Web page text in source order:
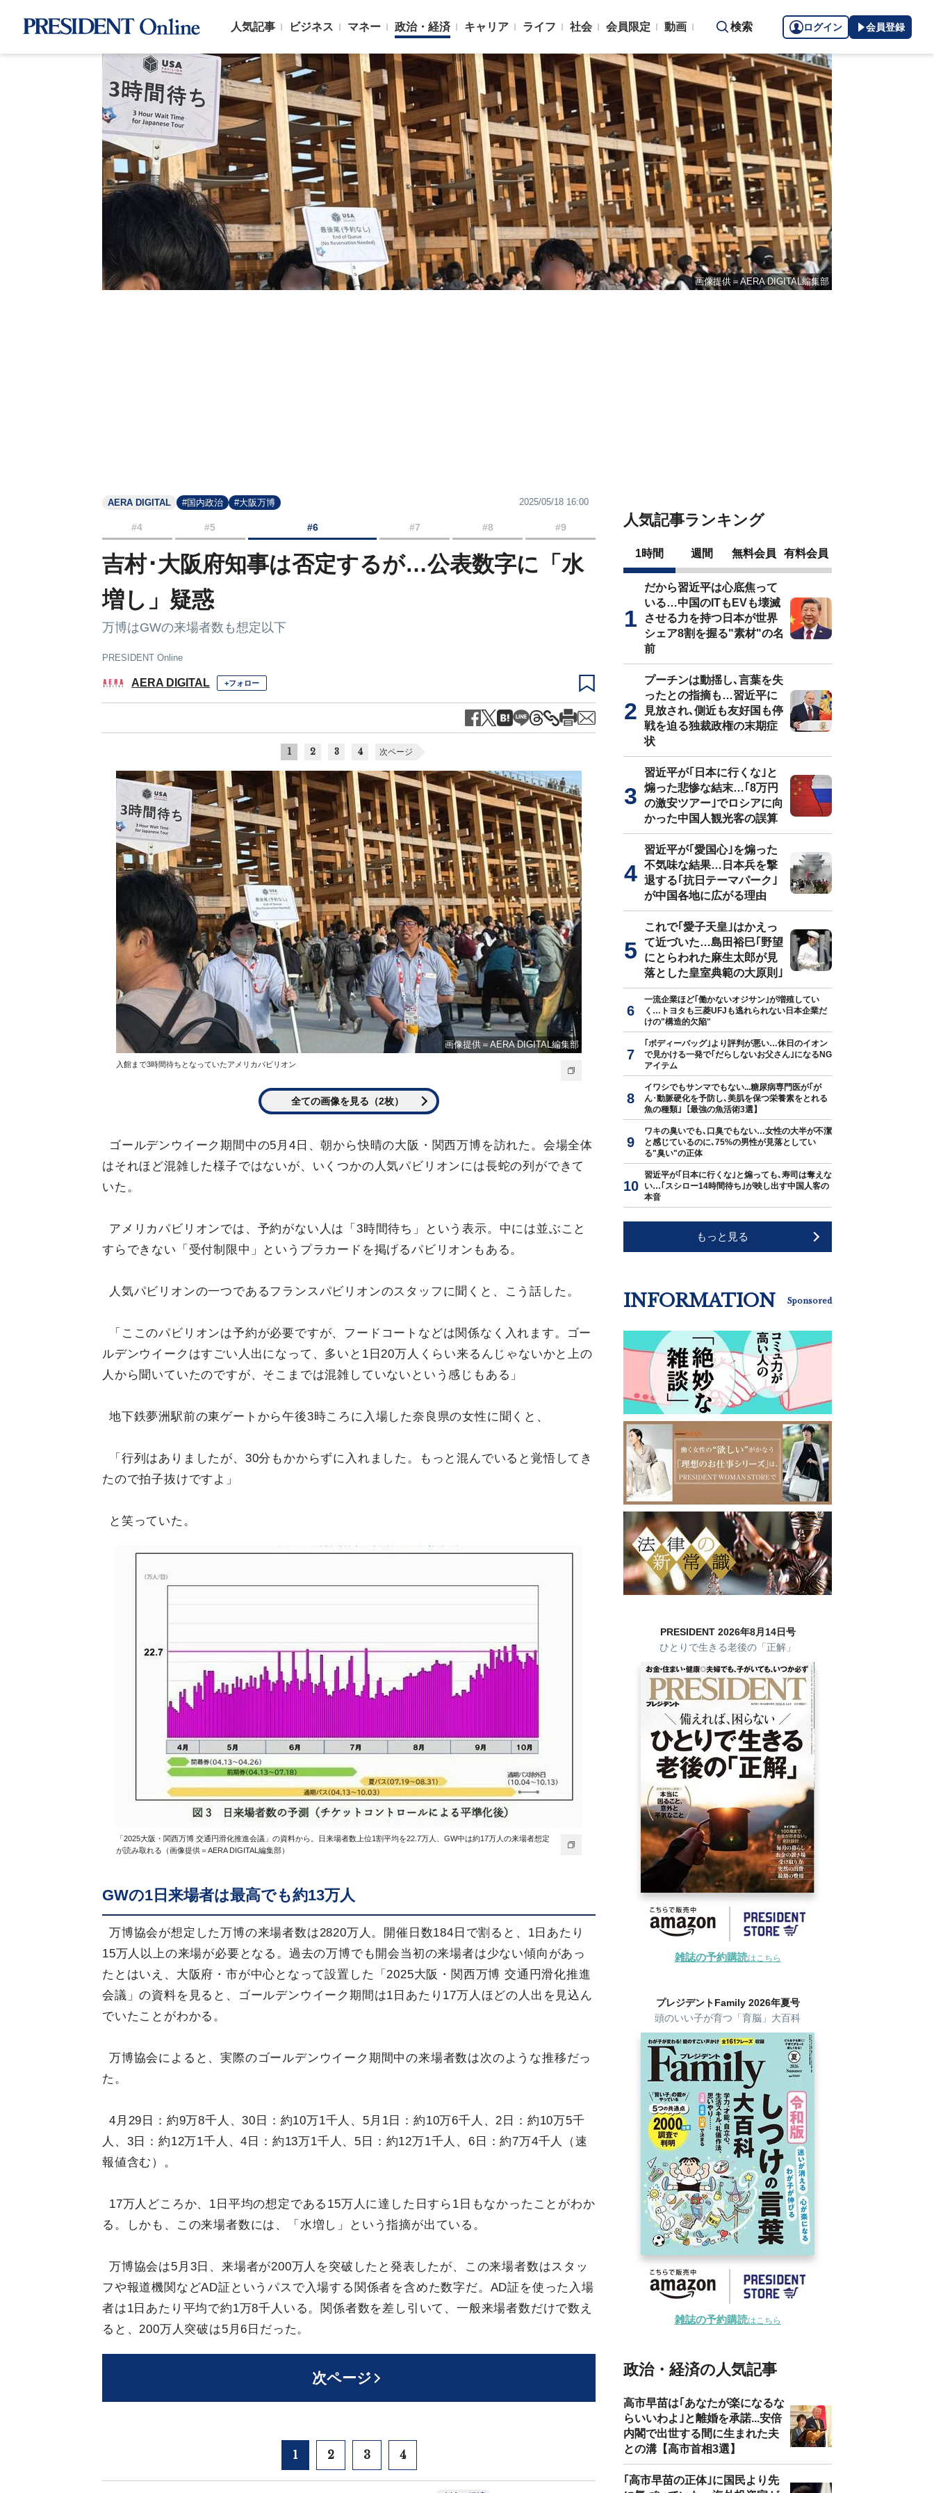
人気記事 ビジネス マネー 政治・経済 キャリア ライフ 社会 会員限定 動画 検索 ログイン 会員登録
画像提供＝AERA DIGITAL編集部
AERA DIGITAL #国内政治 #大阪万博 2025/05/18 16:00
#4 #5 #6 #7 #8 #9
吉村･大阪府知事は否定するが…公表数字に「水
増し」疑惑
万博はGWの来場者数も想定以下
PRESIDENT Online
AERA DIGITAL +フォロー
1 2 3 4 次ページ
画像提供＝AERA DIGITAL編集部
入館まで3時間待ちとなっていたアメリカパビリオン
全ての画像を見る（2枚）
ゴールデンウイーク期間中の5月4日、朝から快晴の大阪・関西万博を訪れた。会場全体
はそれほど混雑した様子ではないが、いくつかの人気パビリオンには長蛇の列ができて
いた。
アメリカパビリオンでは、予約がない人は「3時間待ち」という表示。中には並ぶこと
すらできない「受付制限中」というプラカードを掲げるパビリオンもある。
人気パビリオンの一つであるフランスパビリオンのスタッフに聞くと、こう話した。
「ここのパビリオンは予約が必要ですが、フードコートなどは関係なく入れます。ゴー
ルデンウイークはすごい人出になって、多いと1日20万人くらい来るんじゃないかと上の
人から聞いていたのですが、そこまでは混雑していないという感じもある」
地下鉄夢洲駅前の東ゲートから午後3時ころに入場した奈良県の女性に聞くと、
「行列はありましたが、30分もかからずに入れました。もっと混んでいると覚悟してき
たので拍子抜けですよ」
と笑っていた。
「2025大阪・関西万博 交通円滑化推進会議」の資料から。日来場者数上位1割平均を22.7万人、GW中は約17万人の来場者想定
が読み取れる（画像提供＝AERA DIGITAL編集部）
GWの1日来場者は最高でも約13万人
万博協会が想定した万博の来場者数は2820万人。開催日数184日で割ると、1日あたり
15万人以上の来場が必要となる。過去の万博でも開会当初の来場者は少ない傾向があっ
たとはいえ、大阪府・市が中心となって設置した「2025大阪・関西万博 交通円滑化推進
会議」の資料を見ると、ゴールデンウイーク期間は1日あたり17万人ほどの人出を見込ん
でいたことがわかる。
万博協会によると、実際のゴールデンウイーク期間中の来場者数は次のような推移だっ
た。
4月29日：約9万8千人、30日：約10万1千人、5月1日：約10万6千人、2日：約10万5千
人、3日：約12万1千人、4日：約13万1千人、5日：約12万1千人、6日：約7万4千人（速
報値含む）。
17万人どころか、1日平均の想定である15万人に達した日すら1日もなかったことがわか
る。しかも、この来場者数には、「水増し」という指摘が出ている。
万博協会は5月3日、来場者が200万人を突破したと発表したが、この来場者数はスタッ
フや報道機関などAD証というパスで入場する関係者を含めた数字だ。AD証を使った入場
者は1日あたり平均で約1万8千人いる。関係者数を差し引いて、一般来場者数だけで数え
ると、200万人突破は5月6日だった。
次ページ
1 2 3 4
人気記事ランキング
1時間 週間 無料会員 有料会員
だから習近平は心底焦って
いる…中国のITもEVも壊滅
させる力を持つ日本が世界
シェア8割を握る"素材"の名
前
プーチンは動揺し､言葉を失
ったとの指摘も…習近平に
見放され､側近も友好国も停
戦を迫る独裁政権の末期症
状
習近平が｢日本に行くな｣と
煽った悲惨な結末…｢8万円
の激安ツアー｣でロシアに向
かった中国人観光客の誤算
習近平が｢愛国心｣を煽った
不気味な結果…日本兵を撃
退する｢抗日テーマパーク｣
が中国各地に広がる理由
これで｢愛子天皇｣はかえっ
て近づいた…島田裕巳｢野望
にとらわれた麻生太郎が見
落とした皇室典範の大原則｣
一流企業ほど｢働かないオジサン｣が増殖してい
く…トヨタも三菱UFJも逃れられない日本企業だ
けの"構造的欠陥"
｢ボディーバッグ｣より評判が悪い…休日のイオン
で見かける一発で｢だらしないお父さん｣になるNG
アイテム
イワシでもサンマでもない...糖尿病専門医が｢が
ん･動脈硬化を予防し､美肌を保つ栄養素をとれる
魚の種類｣【最強の魚活術3選】
ワキの臭いでも､口臭でもない…女性の大半が不潔
と感じているのに､75%の男性が見落としてい
る"臭い"の正体
習近平が｢日本に行くな｣と煽っても､寿司は奪えな
い…｢スシロー14時間待ち｣が映し出す中国人客の
本音
もっと見る
INFORMATION Sponsored
PRESIDENT 2026年8月14日号
ひとりで生きる老後の「正解」
雑誌の予約購読はこちら
プレジデントFamily 2026年夏号
頭のいい子が育つ「育脳」大百科
雑誌の予約購読はこちら
政治・経済の人気記事
高市早苗は｢あなたが楽になるな
らいいわよ｣と離婚を承諾...安倍
内閣で出世する間に生まれた夫
との溝【高市首相3選】
｢高市早苗の正体｣に国民より先